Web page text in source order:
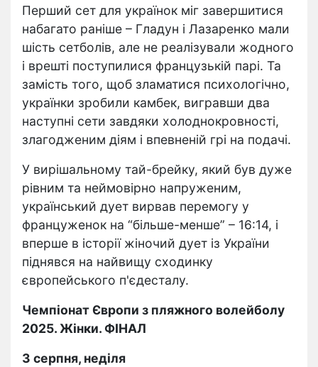
Перший сет для українок міг завершитися
набагато раніше – Гладун і Лазаренко мали
шість сетболів, але не реалізували жодного
і врешті поступилися французькій парі. Та
замість того, щоб зламатися психологічно,
українки зробили камбек, вигравши два
наступні сети завдяки холоднокровності,
злагодженим діям і впевненій грі на подачі.
У вирішальному тай-брейку, який був дуже
рівним та неймовірно напруженим,
український дует вирвав перемогу у
француженок на “більше-менше” – 16:14, і
вперше в історії жіночий дует із України
піднявся на найвищу сходинку
європейського п'єдесталу.
Чемпіонат Європи з пляжного волейболу
2025. Жінки. ФІНАЛ
3 серпня, неділя